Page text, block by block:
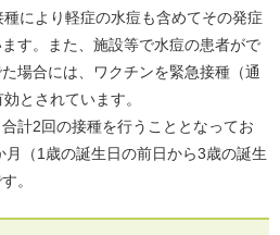
により軽症の水痘も含めてその発症
す。また、施設等で水痘の患者がで
場合には、ワクチンを緊急接種（通
とされています。
計2回の接種を行うこととなってお
月（1歳の誕生日の前日から3歳の誕生
。